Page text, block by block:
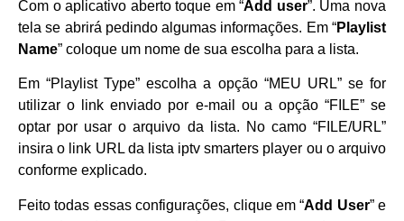
Com o aplicativo aberto toque em “Add user”. Uma nova
tela se abrirá pedindo algumas informações. Em “Playlist
Name” coloque um nome de sua escolha para a lista.
Em “Playlist Type” escolha a opção “MEU URL” se for
utilizar o link enviado por e-mail ou a opção “FILE” se
optar por usar o arquivo da lista. No camo “FILE/URL”
insira o link URL da lista iptv smarters player ou o arquivo
conforme explicado.
Feito todas essas configurações, clique em “Add User” e